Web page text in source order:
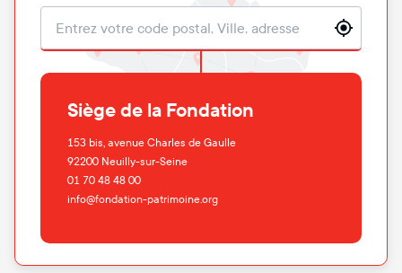
Localisation
Siège de la Fondation
153 bis, avenue Charles de Gaulle
92200 Neuilly-sur-Seine
01 70 48 48 00
info@fondation-patrimoine.org